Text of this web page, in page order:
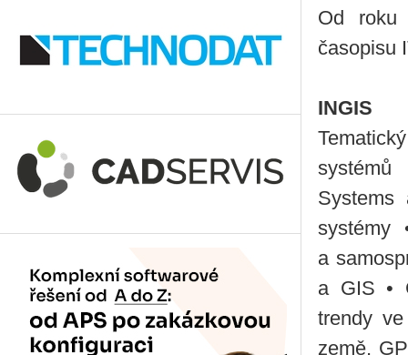
Od roku
časopisu
INGIS
Systems
systémy
a
a GIS •
trendy
země,